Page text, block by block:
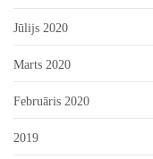
Jūlijs 2020
Marts 2020
Februāris 2020
2019